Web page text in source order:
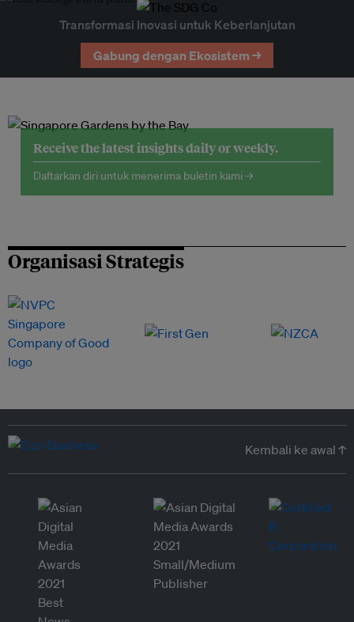
Transformasi Inovasi untuk Keberlanjutan
Gabung dengan Ekosistem →
Receive the latest insights daily or weekly.
Daftarkan diri untuk menerima buletin kami →
Organisasi Strategis
Kembali ke awal ↑